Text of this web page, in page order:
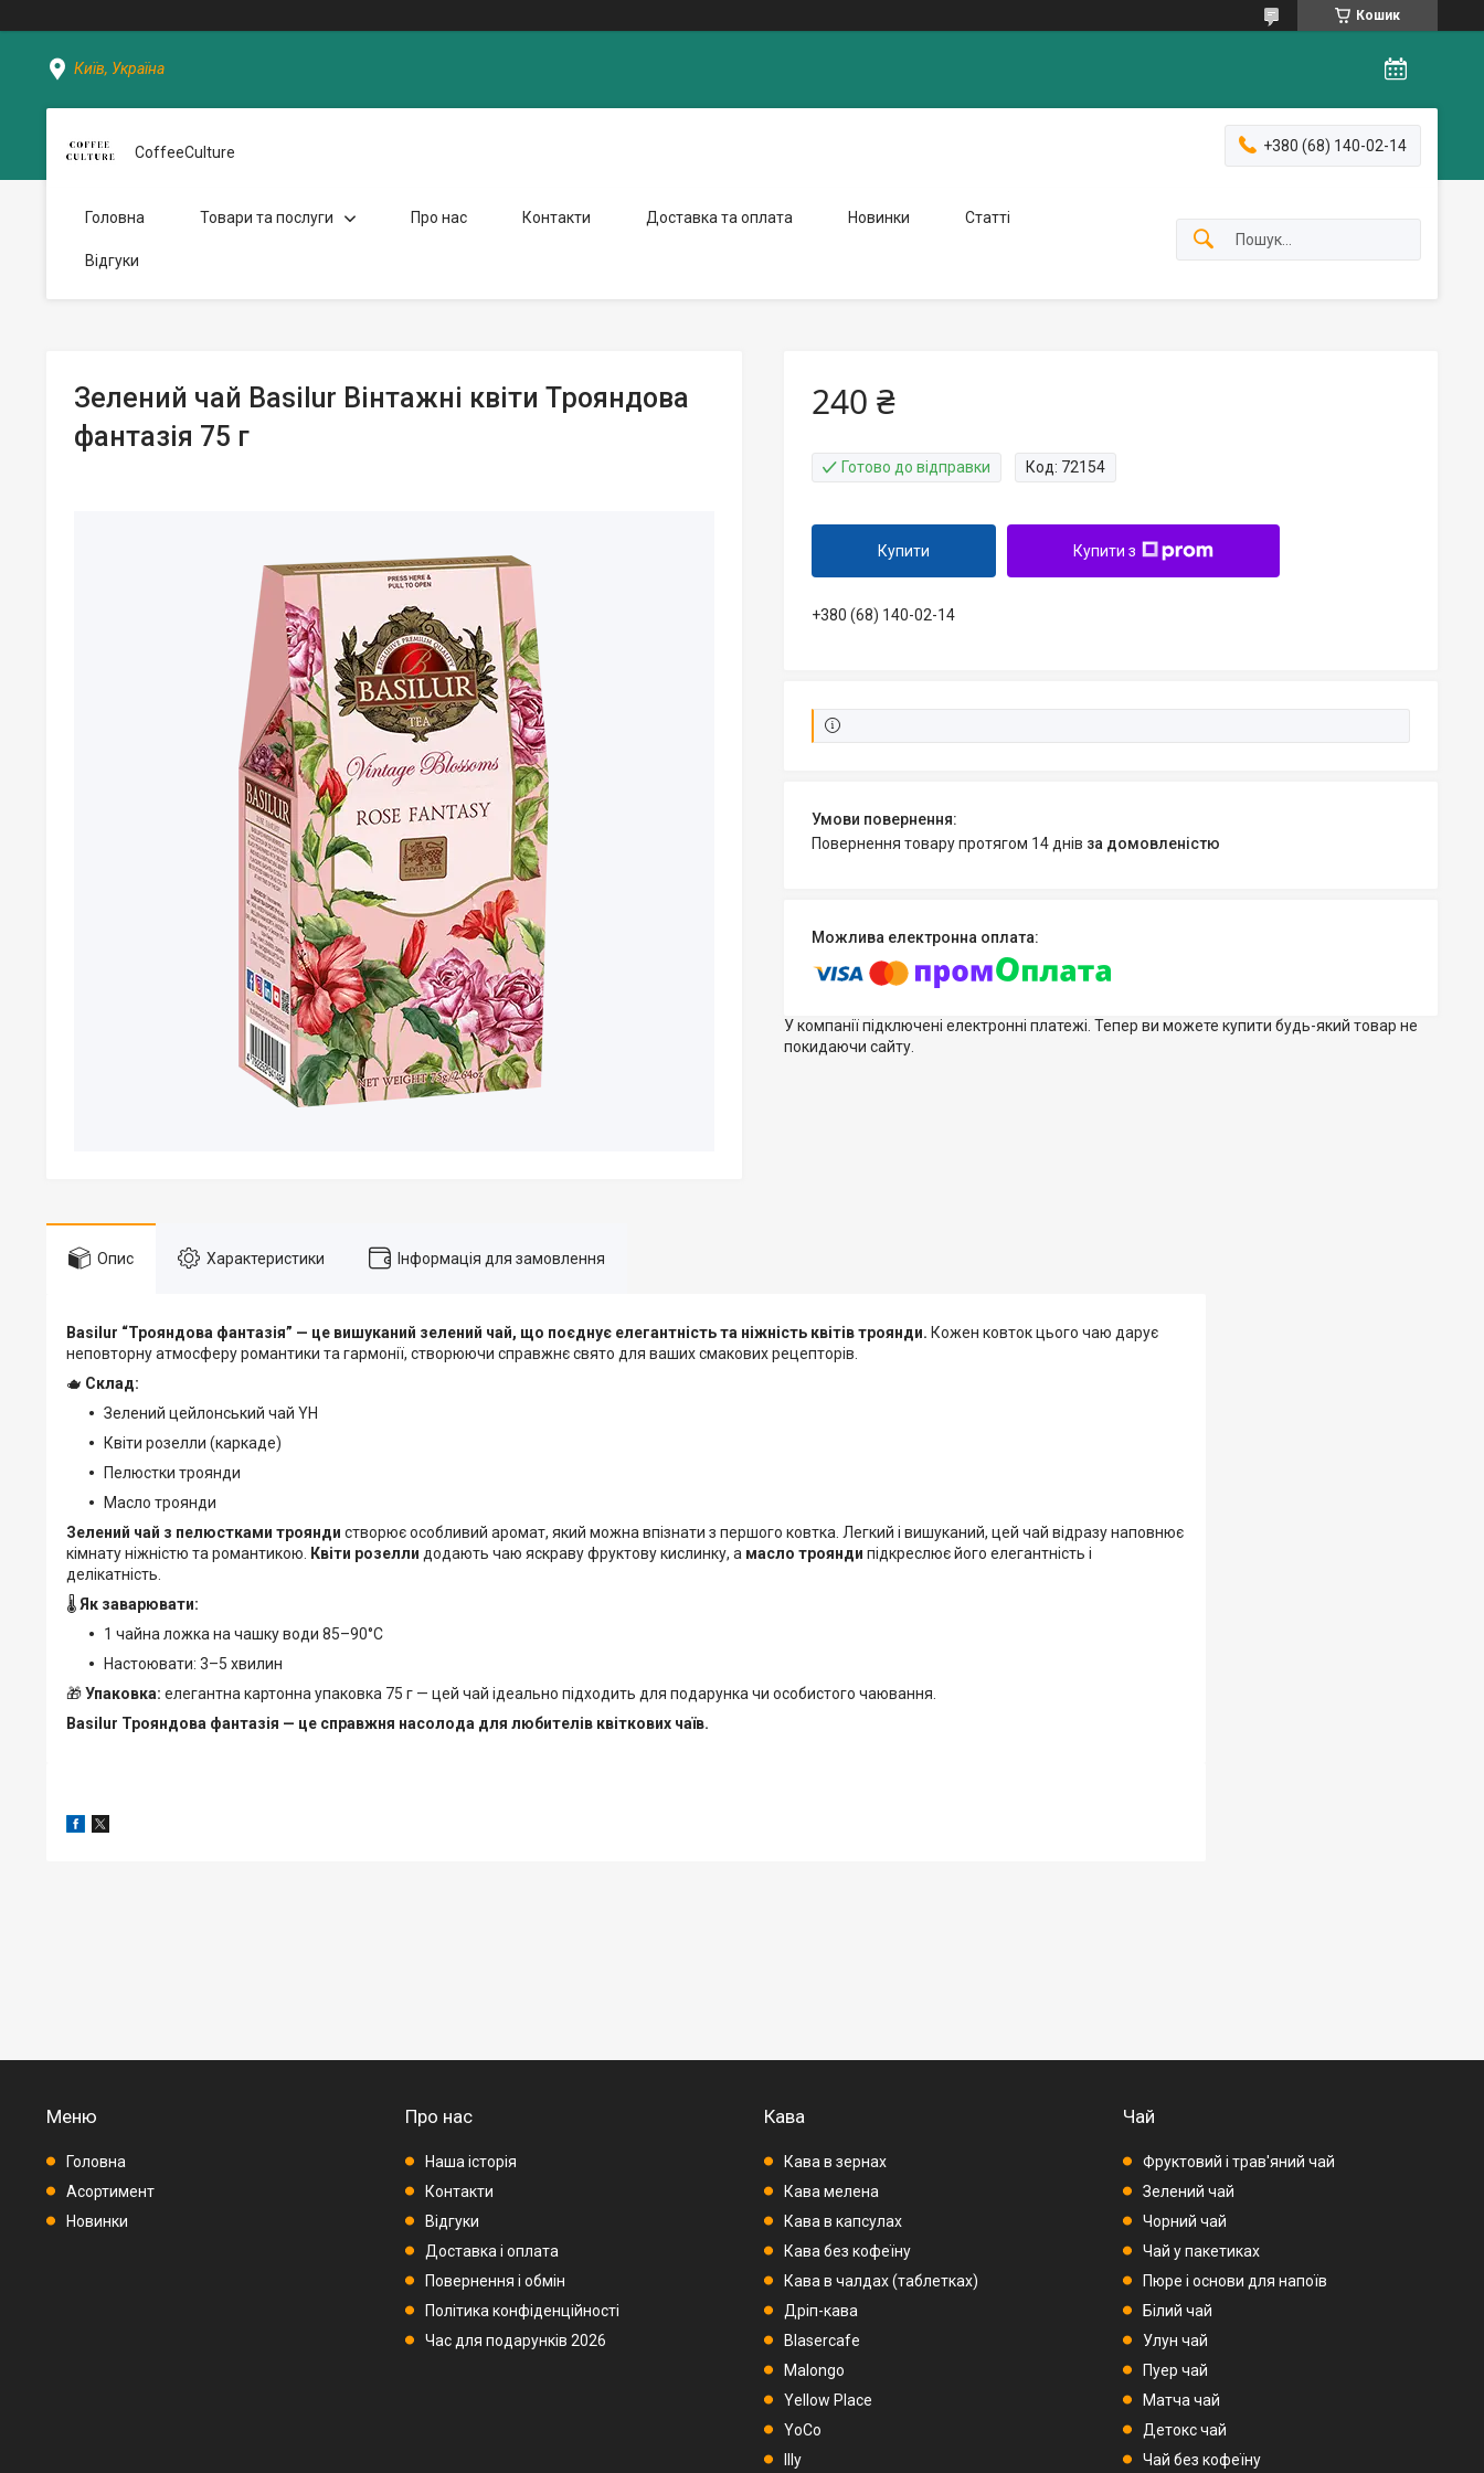
Кошик
Київ, Україна
CoffeeCulture +380 (68) 140-02-14
Головна Товари та послуги Про нас Контакти Доставка та оплата Новинки Статті
Відгуки
Зелений чай Basilur Вінтажні квіти Трояндова
фантазія 75 г
240 ₴
Готово до відправки Код: 72154
Купити Купити з
+380 (68) 140-02-14
повернення товару протягом 14 днів за домовленістю
У компанії підключені електронні платежі. Тепер ви можете купити будь-який товар не
покидаючи сайту.
Опис Характеристики Інформація для замовлення
Basilur “Трояндова фантазія” — це вишуканий зелений чай, що поєднує елегантність та ніжність квітів троянди. Кожен ковток цього чаю дарує
неповторну атмосферу романтики та гармонії, створюючи справжнє свято для ваших смакових рецепторів.
🫖 Склад:
Зелений цейлонський чай YH
Квіти розелли (каркаде)
Пелюстки троянди
Масло троянди
Зелений чай з пелюстками троянди створює особливий аромат, який можна впізнати з першого ковтка. Легкий і вишуканий, цей чай відразу наповнює
кімнату ніжністю та романтикою.
Квіти розелли додають чаю яскраву фруктову кислинку, а масло троянди підкреслює його елегантність і
делікатність.
🌡️ Як заварювати:
1 чайна ложка на чашку води 85–90°C
Настоювати: 3–5 хвилин
🎁Упаковка: елегантна картонна упаковка 75 г — цей чай ідеально підходить для подарунка чи особистого чаювання.
Basilur Трояндова фантазія — це справжня насолода для любителів квіткових чаїв.
Меню
Головна
Асортимент
Новинки
Про нас
Наша історія
Контакти
Відгуки
Доставка і оплата
Повернення і обмін
Політика конфіденційності
Час для подарунків 2026
Кава
Кава в зернах
Кава мелена
Кава в капсулах
Кава без кофеїну
Кава в чалдах (таблетках)
Дріп-кава
Blasercafe
Malongo
Yellow Place
YoCo
Illy
Чай
Фруктовий і трав'яний чай
Зелений чай
Чорний чай
Чай у пакетиках
Пюре і основи для напоїв
Білий чай
Улун чай
Пуер чай
Матча чай
Детокс чай
Чай без кофеїну